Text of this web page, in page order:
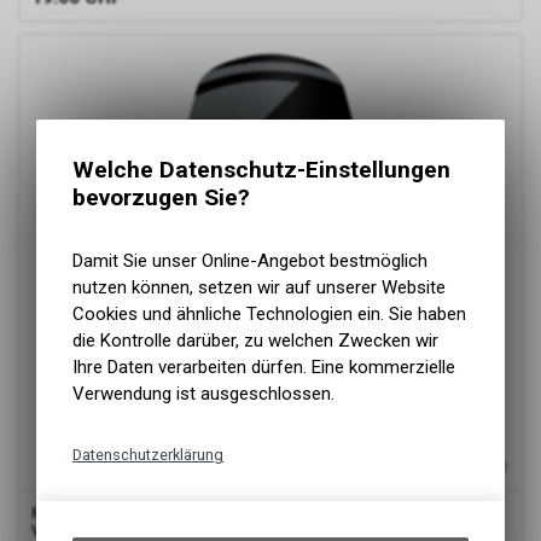
Riesel Design
Verpackung/Kabelbinder
Welche Datenschutz-Einstellungen
bevorzugen Sie?
Damit Sie unser Online-Angebot bestmöglich
nutzen können, setzen wir auf unserer Website
Cookies und ähnliche Technologien ein. Sie haben
die Kontrolle darüber, zu welchen Zwecken wir
Ihre Daten verarbeiten dürfen. Eine kommerzielle
Verwendung ist ausgeschlossen.
Datenschutzerklärung